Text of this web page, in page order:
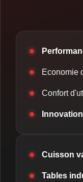
Economie
Confort
Innovation
Cuisson
Tables